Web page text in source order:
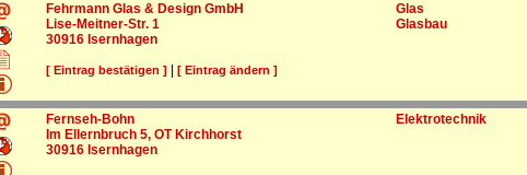
Fehrmann Glas & Design GmbH
Lise-Meitner-Str. 1
30916 Isernhagen
[ Eintrag bestätigen ] [ Eintrag ändern ]
Glas
Glasbau
Fernseh-Bohn
Im Ellernbruch 5, OT Kirchhorst
30916 Isernhagen
Elektrotechnik